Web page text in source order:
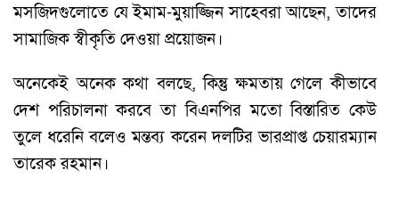
মসজিদগুলোতে যে ইমাম-মুয়াজ্জিন সাহেবরা আছেন, তাদের
সামাজিক স্বীকৃতি দেওয়া প্রয়োজন।
অনেকেই অনেক কথা বলছে, কিন্তু ক্ষমতায় গেলে কীভাবে
দেশ পরিচালনা করবে তা বিএনপির মতো বিস্তারিত কেউ
তুলে ধরেনি বলেও মন্তব্য করেন দলটির ভারপ্রাপ্ত চেয়ারম্যান
তারেক রহমান।